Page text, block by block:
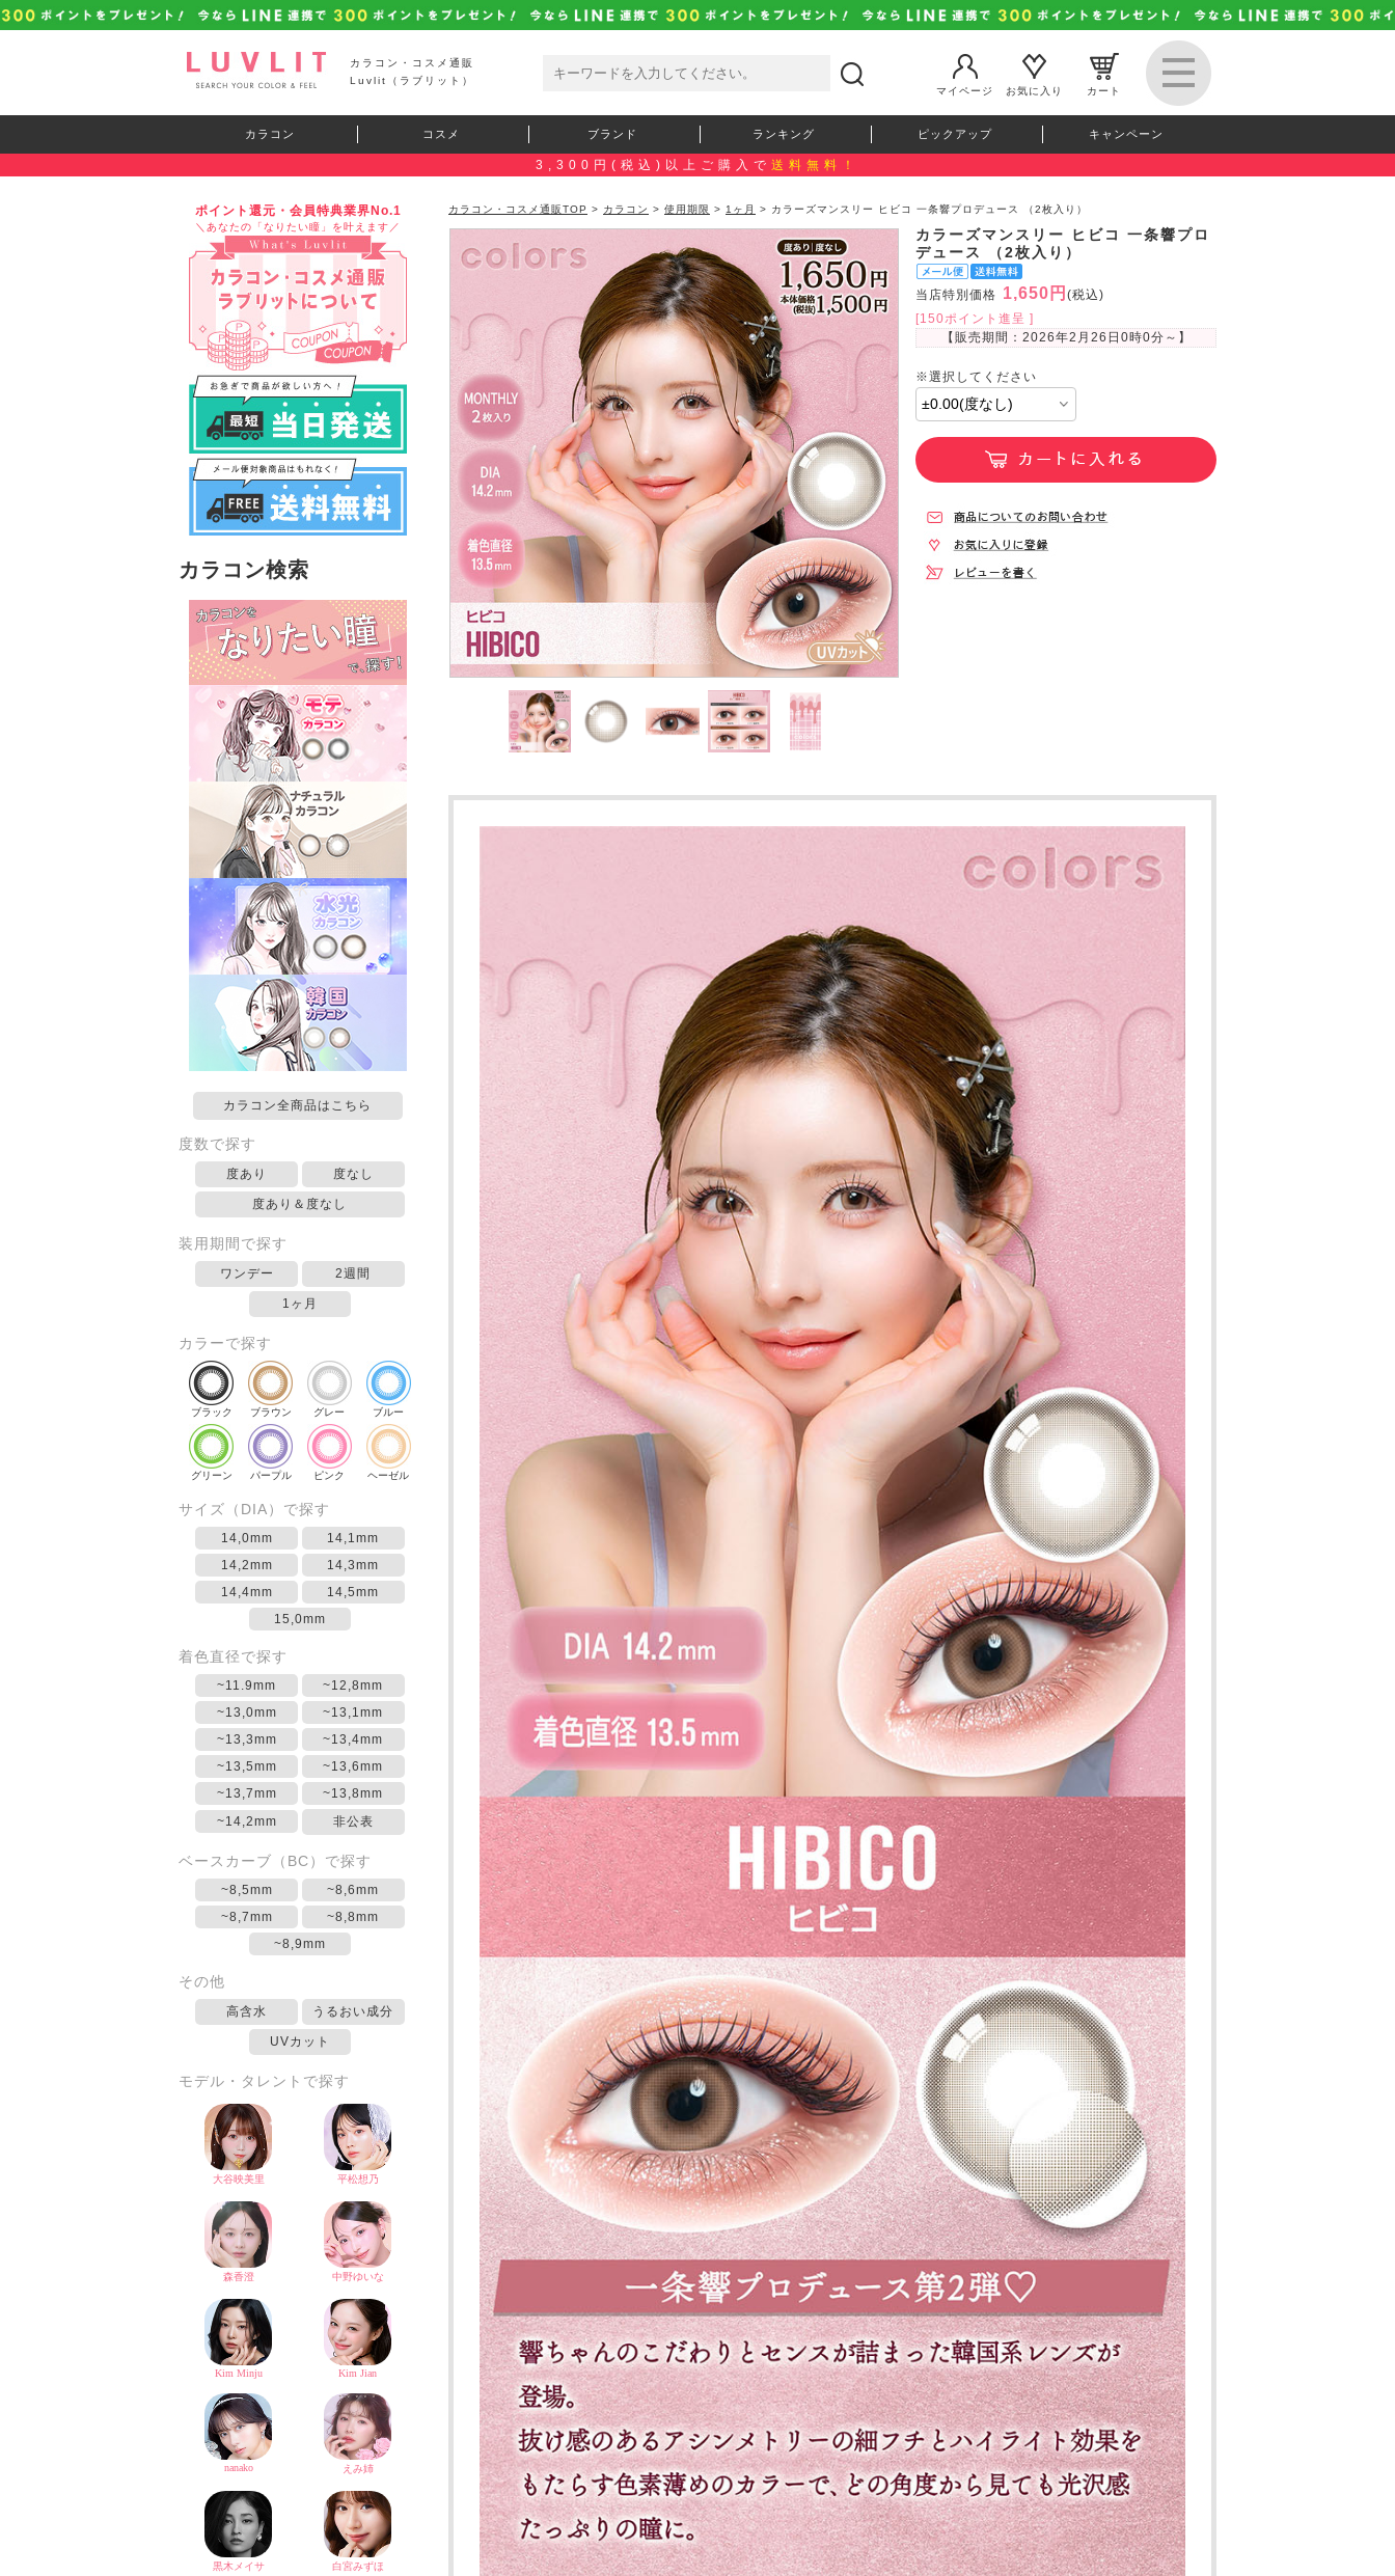
カラコン・コスメ通販
Luvlit（ラブリット）
マイページ
お気に入り カート
カラコン コスメ ブランド ランキング ピックアップ キャンペーン
3,300円(税込)以上ご購入で 送料無料！
ポイント還元・会員特典業界No.1
＼あなたの「なりたい瞳」を叶えます／
カラコン検索
カラコン全商品はこちら
度数で探す
度あり 度なし
度あり＆度なし
装用期間で探す
ワンデー 2週間
1ヶ月
カラーで探す
ブラック ブラウン グレー ブルー
グリーン パープル ピンク ヘーゼル
サイズ（DIA）で探す
14,0mm
14,1mm
14,2mm
14,3mm
14,4mm
14,5mm
15,0mm
着色直径で探す
~11.9mm
~12,8mm
~13,0mm
~13,1mm
~13,3mm
~13,4mm
~13,5mm
~13,6mm
~13,7mm
~13,8mm
~14,2mm
非公表
ベースカーブ（BC）で探す
~8,5mm
~8,6mm
~8,7mm
~8,8mm
~8,9mm
その他
高含水 うるおい成分
UVカット
モデル・タレントで探す
カラコン・コスメ通販TOP > カラコン > 使用期限 > 1ヶ月 > カラーズマンスリー ヒビコ 一条響プロデュース （2枚入り）
カラーズマンスリー ヒビコ 一条響プロ
デュース （2枚入り）
当店特別価格 1,650円 (税込)
[150ポイント進呈 ]
【販売期間： 2026年2月26日0時0分 ～】